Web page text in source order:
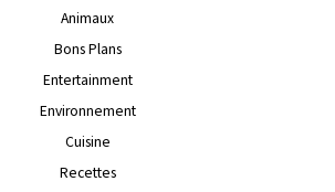
Animaux
Bons Plans
Entertainment
Environnement
Cuisine
Recettes